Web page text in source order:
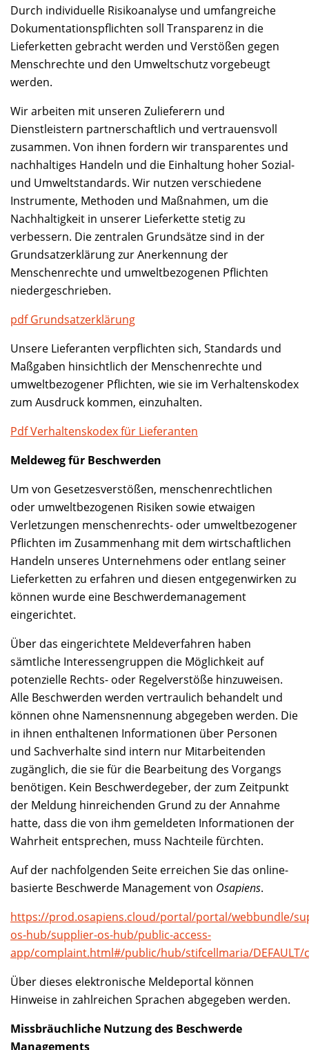
Durch individuelle Risikoanalyse und umfangreiche
Dokumentationspflichten soll Transparenz in die
Lieferketten gebracht werden und Verstößen gegen
Menschrechte und den Umweltschutz vorgebeugt
werden.
Wir arbeiten mit unseren Zulieferern und
Dienstleistern partnerschaftlich und vertrauensvoll
zusammen. Von ihnen fordern wir transparentes und
nachhaltiges Handeln und die Einhaltung hoher Sozial-
und Umweltstandards. Wir nutzen verschiedene
Instrumente, Methoden und Maßnahmen, um die
Nachhaltigkeit in unserer Lieferkette stetig zu
verbessern. Die zentralen Grundsätze sind in der
Grundsatzerklärung zur Anerkennung der
Menschenrechte und umweltbezogenen Pflichten
niedergeschrieben.
pdf Grundsatzerklärung
Unsere Lieferanten verpflichten sich, Standards und
Maßgaben hinsichtlich der Menschenrechte und
umweltbezogener Pflichten, wie sie im Verhaltenskodex
zum Ausdruck kommen, einzuhalten.
Pdf Verhaltenskodex für Lieferanten
Meldeweg für Beschwerden
Um von Gesetzesverstößen, menschenrechtlichen
oder umweltbezogenen Risiken sowie etwaigen
Verletzungen menschenrechts- oder umweltbezogener
Pflichten im Zusammenhang mit dem wirtschaftlichen
Handeln unseres Unternehmens oder entlang seiner
Lieferketten zu erfahren und diesen entgegenwirken zu
können wurde eine Beschwerdemanagement
eingerichtet.
Über das eingerichtete Meldeverfahren haben
sämtliche Interessengruppen die Möglichkeit auf
potenzielle Rechts- oder Regelverstöße hinzuweisen.
Alle Beschwerden werden vertraulich behandelt und
können ohne Namensnennung abgegeben werden. Die
in ihnen enthaltenen Informationen über Personen
und Sachverhalte sind intern nur Mitarbeitenden
zugänglich, die sie für die Bearbeitung des Vorgangs
benötigen. Kein Beschwerdegeber, der zum Zeitpunkt
der Meldung hinreichenden Grund zu der Annahme
hatte, dass die von ihm gemeldeten Informationen der
Wahrheit entsprechen, muss Nachteile fürchten.
Auf der nachfolgenden Seite erreichen Sie das online-
basierte Beschwerde Management von Osapiens.
https://prod.osapiens.cloud/portal/portal/webbundle/
os-hub/supplier-os-hub/public-access-
app/complaint.html#/public/hub/stifcellmaria/
Über dieses elektronische Meldeportal können
Hinweise in zahlreichen Sprachen abgegeben werden.
Missbräuchliche Nutzung des Beschwerde
Managements